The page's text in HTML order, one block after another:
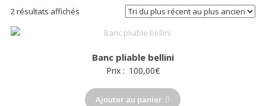
2 résultats affichésTrié
ancien
Banc pliable bellini
Prix : 100,00€
Ajouter au panier